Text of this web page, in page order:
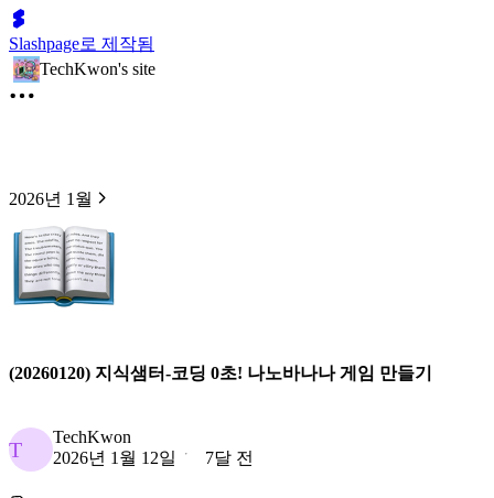
Slashpage로 제작됨
TechKwon's site
2026년 1월
(20260120) 지식샘터-코딩 0초! 나노바나나 게임 만들기
T
TechKwon
2026년 1월 12일
7달 전